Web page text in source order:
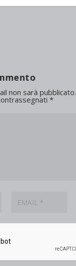
non sarà pubblicato.
*